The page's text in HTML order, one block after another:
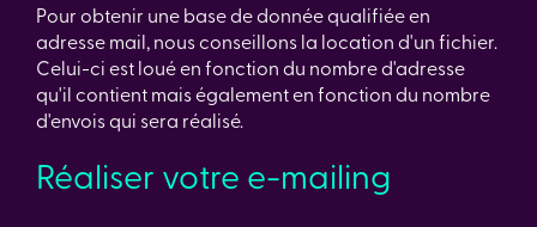
Pour obtenir une base de donnée qualifiée en
adresse mail, nous conseillons la location d'un fichier.
Celui-ci est loué en fonction du nombre d'adresse
qu'il contient mais également en fonction du nombre
d'envois qui sera réalisé.
Réaliser votre e-mailing